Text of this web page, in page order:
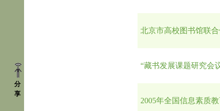
分
享
北京市高校图书馆联
“藏书发展课题研究会
2005年全国信息素质